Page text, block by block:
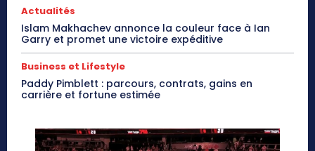
Actualités
Islam Makhachev annonce la couleur face à Ian
Garry et promet une victoire expéditive
Business et Lifestyle
Paddy Pimblett : parcours, contrats, gains en
carrière et fortune estimée